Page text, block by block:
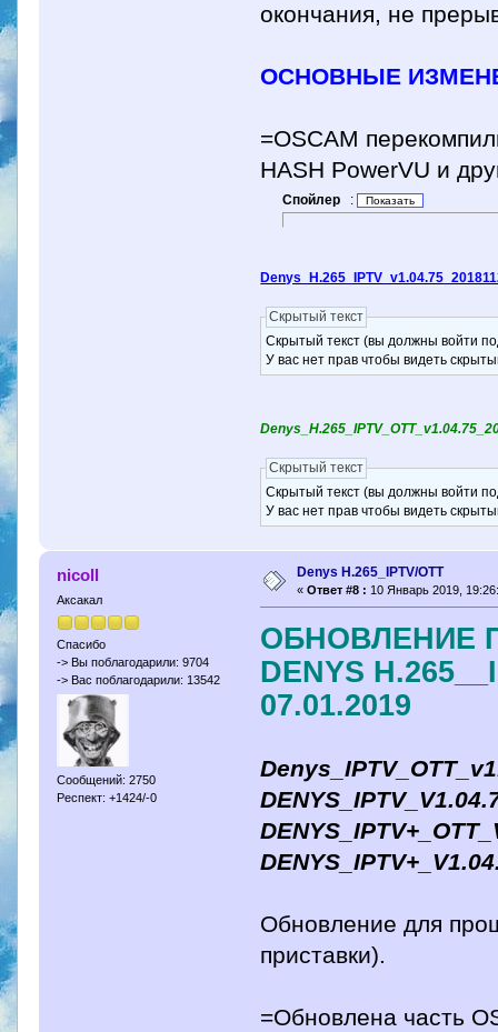
окончания, не
ОСНОВНЫЕ
=OSCAM
HASH PowerVU и
Спойлер :
Скрытый текст
Скрытый текст (вы должны войти
У вас нет прав чтобы видеть
Скрытый текст
Скрытый текст (вы должны войти
У вас нет прав чтобы видеть
nicoll
Аксакал
Спасибо
-> Вы поблагодарили: 9704
-> Вас поблагодарили: 13542
Сообщений: 2750
Респект: +1424/-0
Denys H.265_IPTV/OTT
« Ответ #8 : 10 Январь 2019,
ОБНОВЛЕНИЕ
DENYS
07.01.2019
Обновление для
приставки).
=Обновлена часть